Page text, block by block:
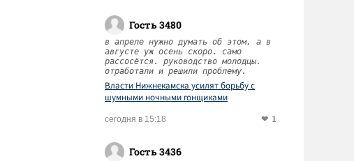
Гость 3480
в апреле нужно думать об этом, а в
августе уж осень скоро. само
рассосётся. руководство молодцы.
отработали и решили проблему.
Власти Нижнекамска усилят борьбу с
шумными ночными гонщиками
сегодня в 15:18 1
Гость 3436